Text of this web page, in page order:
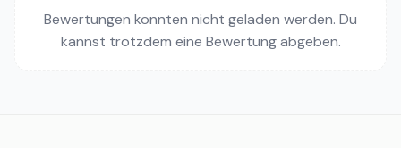
Bewertungen konnten nicht geladen werden. Du
kannst trotzdem eine Bewertung abgeben.